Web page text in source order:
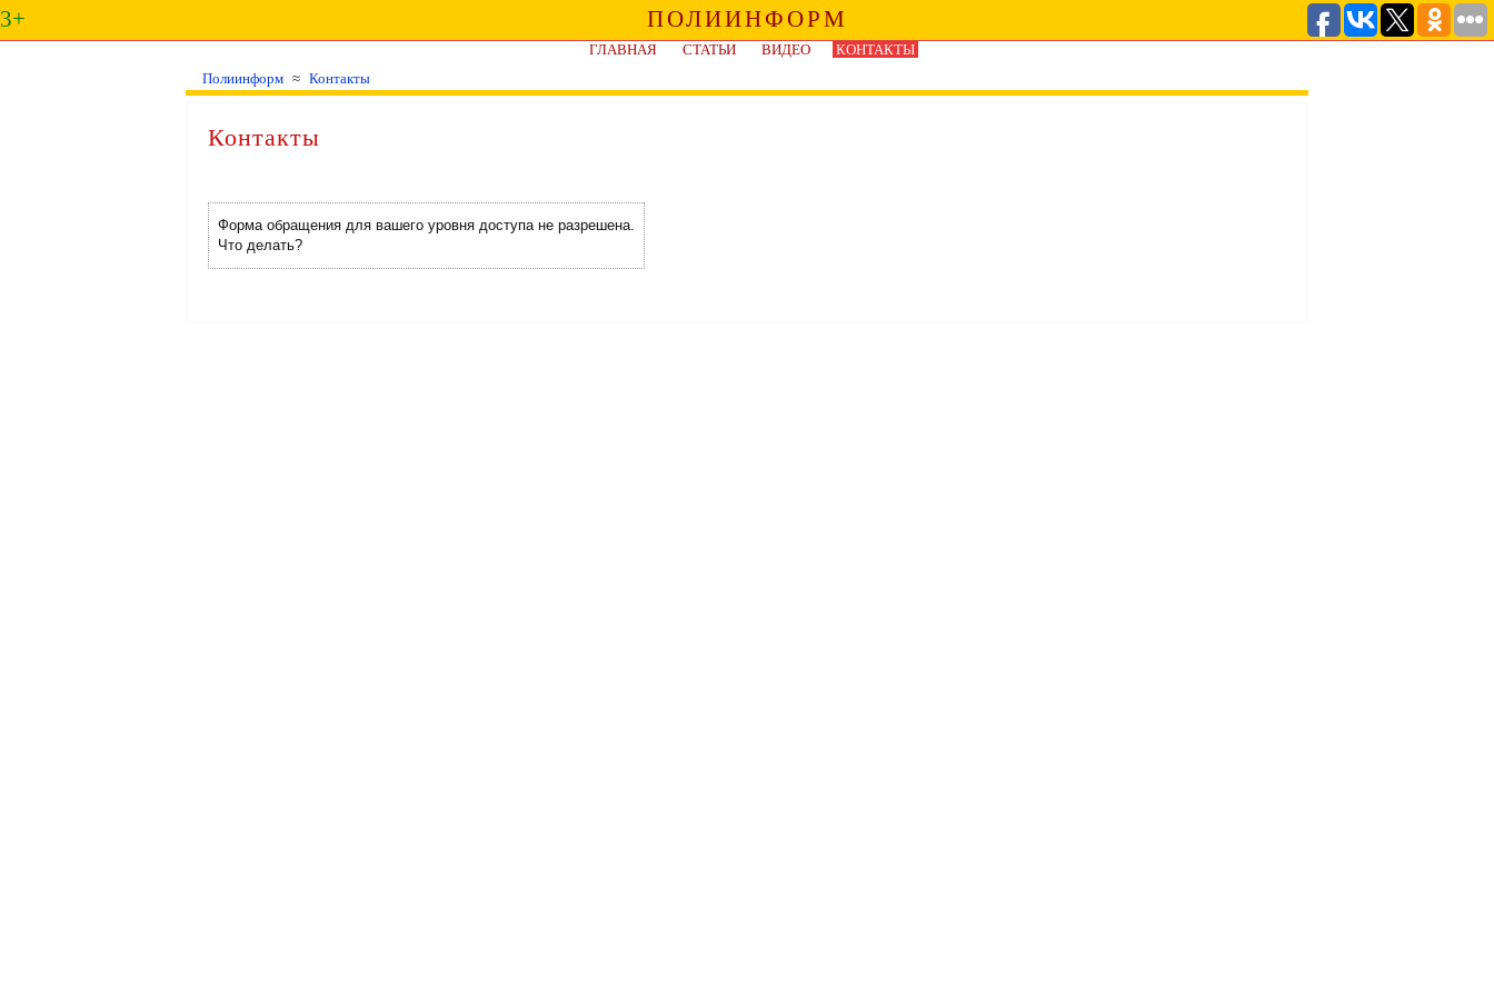
3+ ПОЛИИНФОРМ
ГЛАВНАЯ СТАТЬИ ВИДЕО
КОНТАКТЫ
Полиинформ ≈ Контакты
Контакты
Форма обращения для вашего уровня доступа не разрешена.
Что делать?